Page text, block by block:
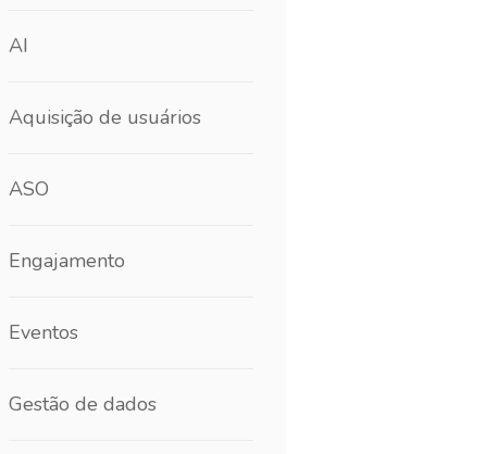
AI
Aquisição de usuários
ASO
Engajamento
Eventos
Gestão de dados